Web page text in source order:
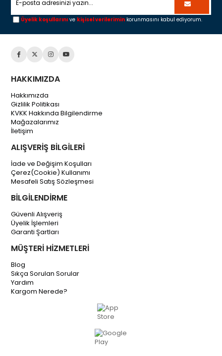
Üyelik koşullarını ve kişisel verilerimin korunmasını kabul ediyorum.
HAKKIMIZDA
Hakkımızda
Gizlilik Politikası
KVKK Hakkında Bilgilendirme
Mağazalarımız
İletişim
ALIŞVERİŞ BİLGİLERİ
İade ve Değişim Koşulları
Çerez(Cookie) Kullanımı
Mesafeli Satış Sözleşmesi
BİLGİLENDİRME
Güvenli Alışveriş
Üyelik İşlemleri
Garanti Şartları
MÜŞTERİ HİZMETLERİ
Blog
Sıkça Sorulan Sorular
Yardım
Kargom Nerede?